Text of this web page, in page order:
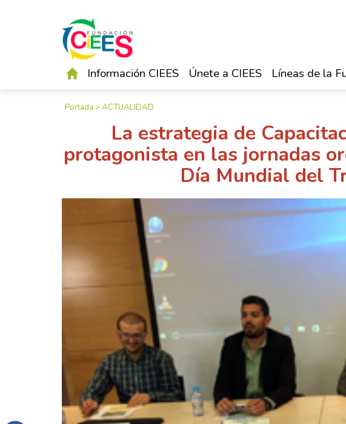
Información CIEES Únete a CIEES Líneas de la
Portada >ACTUALIDAD
La estrategia de
protagonista en las jornadas
Día Mundial del